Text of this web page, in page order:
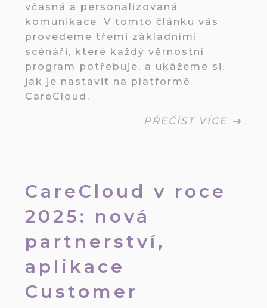
včasná a personalizovaná
komunikace. V tomto článku vás
provedeme třemi základními
scénáři, které každý věrnostní
program potřebuje, a ukážeme si,
jak je nastavit na platformě
CareCloud.
PŘEČÍST VÍCE
CareCloud v roce
2025: nová
partnerství,
aplikace
Customer